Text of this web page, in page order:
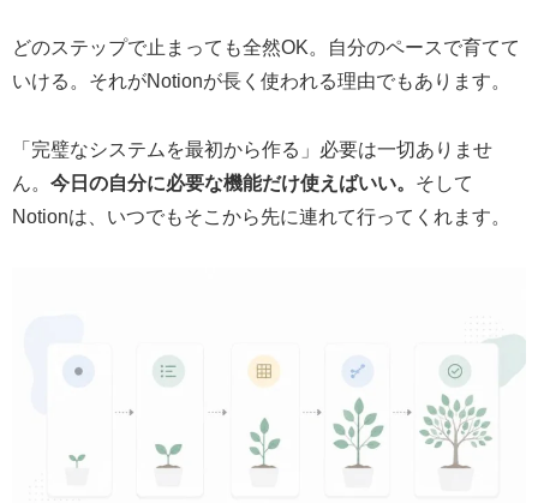
どのステップで止まっても全然OK。自分のペースで育てて
いける。それがNotionが長く使われる理由でもあります。
「完璧なシステムを最初から作る」必要は一切ありませ
ん。 今日の自分に必要な機能だけ使えばいい。 そして
Notionは、いつでもそこから先に連れて行ってくれます。